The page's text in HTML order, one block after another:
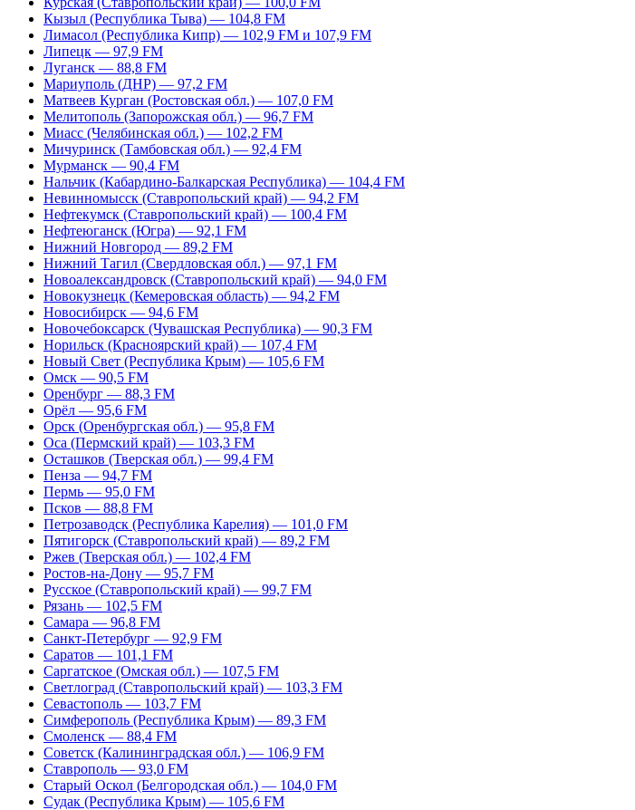
Кызыл (Республика Тыва) — 104,8 FM
Лимасол (Республика Кипр) — 102,9 FM и 107,9 FM
Липецк — 97,9 FM
Луганск — 88,8 FM
Мариуполь (ДНР) — 97,2 FM
Матвеев Курган (Ростовская обл.) — 107,0 FM
Мелитополь (Запорожская обл.) — 96,7 FM
Миасс (Челябинская обл.) — 102,2 FM
Мичуринск (Тамбовская обл.) — 92,4 FM
Мурманск — 90,4 FM
Нальчик (Кабардино-Балкарская Республика) — 104,4 FM
Невинномысск (Ставропольский край) — 94,2 FM
Нефтекумск (Ставропольский край) — 100,4 FM
Нефтеюганск (Югра) — 92,1 FM
Нижний Новгород — 89,2 FM
Нижний Тагил (Свердловская обл.) — 97,1 FM
Новоалександровск (Ставропольский край) — 94,0 FM
Новокузнецк (Кемеровская область) — 94,2 FM
Новосибирск — 94,6 FM
Новочебоксарск (Чувашская Республика) — 90,3 FM
Норильск (Красноярский край) — 107,4 FM
Новый Свет (Республика Крым) — 105,6 FM
Омск — 90,5 FM
Оренбург — 88,3 FM
Орёл — 95,6 FM
Орск (Оренбургская обл.) — 95,8 FM
Оса (Пермский край) — 103,3 FM
Осташков (Тверская обл.) — 99,4 FM
Пенза — 94,7 FM
Пермь — 95,0 FM
Псков — 88,8 FM
Петрозаводск (Республика Карелия) — 101,0 FM
Пятигорск (Ставропольский край) — 89,2 FM
Ржев (Тверская обл.) — 102,4 FM
Ростов-на-Дону — 95,7 FM
Русское (Ставропольский край) — 99,7 FM
Рязань — 102,5 FM
Самара — 96,8 FM
Санкт-Петербург — 92,9 FM
Саратов — 101,1 FM
Саргатское (Омская обл.) — 107,5 FM
Светлоград (Ставропольский край) — 103,3 FM
Севастополь — 103,7 FM
Симферополь (Республика Крым) — 89,3 FM
Смоленск — 88,4 FM
Советск (Калининградская обл.) — 106,9 FM
Ставрополь — 93,0 FM
Старый Оскол (Белгородская обл.) — 104,0 FM
Судак (Республика Крым) — 105,6 FM